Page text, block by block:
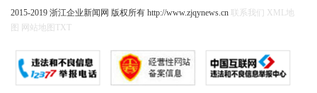
2015-2019 浙江企业新闻网 版权所有 http://www.zjqynews.cn 联系我们
XML地
图
网站地图 TXT